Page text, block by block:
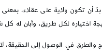
أن تكون ولاية على عقلاء،
اختياره لكل طريق، وأبان له
في الوصول إلى الحقيقة،